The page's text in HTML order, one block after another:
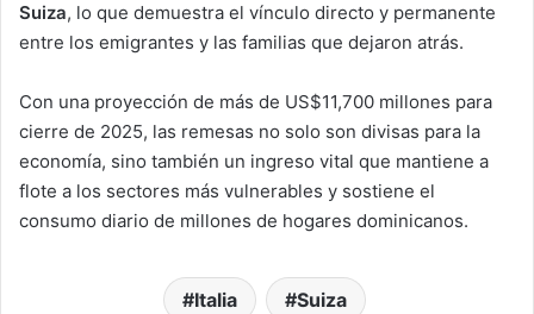
Suiza, lo que demuestra el vínculo directo y permanente
entre los emigrantes y las familias que dejaron atrás.
Con una proyección de más de US$11,700 millones para
cierre de 2025, las remesas no solo son divisas para la
economía, sino también un ingreso vital que mantiene a
flote a los sectores más vulnerables y sostiene el
consumo diario de millones de hogares dominicanos.
Italia Suiza